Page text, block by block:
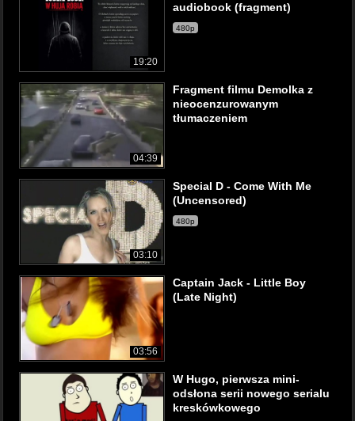
19:20
audiobook (fragment)
480p
04:39
Fragment filmu Demolka z
nieocenzurowanym
tłumaczeniem
03:10
Special D - Come With Me
(Uncensored)
480p
03:56
Captain Jack - Little Boy
(Late Night)
W Hugo, pierwsza mini-
odsłona serii nowego serialu
kreskówkowego